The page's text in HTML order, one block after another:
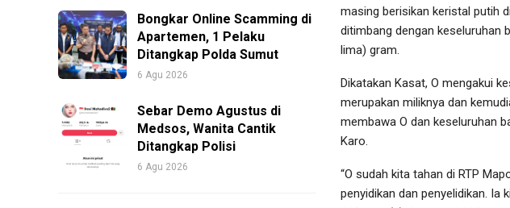
Bongkar Online Scamming di
Apartemen, 1 Pelaku
Ditangkap Polda Sumut
6 Agu 2026
Sebar Demo Agustus di
Medsos, Wanita Cantik
Ditangkap Polisi
6 Agu 2026
masing berisikan keristal putih
ditimbang dengan keseluruhan
lima) gram.
Dikatakan Kasat, O mengakui
merupakan miliknya dan
membawa O dan keseluruhan
Karo.
“O sudah kita tahan di RTP
penyidikan dan penyelidikan. Ia